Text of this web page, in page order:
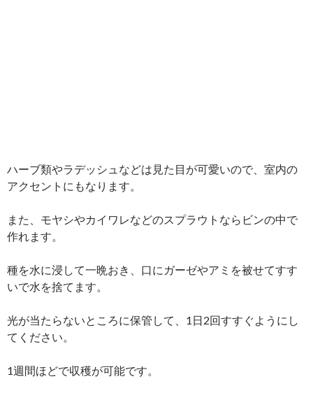
ハーブ類やラデッシュなどは見た目が可愛いので、室内の
アクセントにもなります。
また、モヤシやカイワレなどのスプラウトならビンの中で
作れます。
種を水に浸して一晩おき、口にガーゼやアミを被せてすす
いで水を捨てます。
光が当たらないところに保管して、1日2回すすぐようにし
てください。
1週間ほどで収穫が可能です。